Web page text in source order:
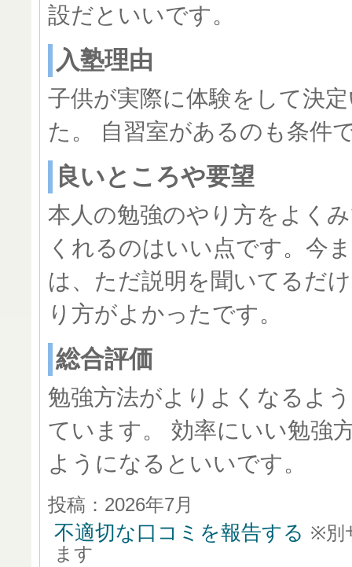
設だといいです。
入塾理由
子供が実際に体験をして決
た。 自習室があるのも条件
良いところや要望
本人の勉強のやり方をよく
くれるのはいい点です。今
は、ただ説明を聞いてるだ
り方がよかったです。
総合評価
勉強方法がよりよくなるよ
ています。 効率にいい勉強
ようになるといいです。
投稿：2026年7月
不適切な口コミを報告する ※別
ます